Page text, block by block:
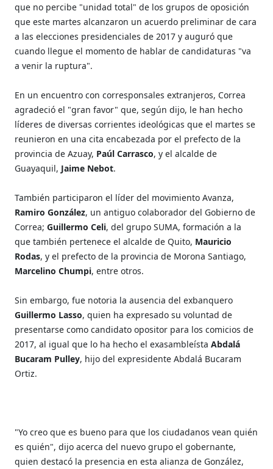
que no percibe "unidad total" de los grupos de oposición
que este martes alcanzaron un acuerdo preliminar de cara
a las elecciones presidenciales de 2017 y auguró que
cuando llegue el momento de hablar de candidaturas "va
a venir la ruptura".
En un encuentro con corresponsales extranjeros, Correa
agradeció el "gran favor" que, según dijo, le han hecho
líderes de diversas corrientes ideológicas que el martes se
reunieron en una cita encabezada por el prefecto de la
provincia de Azuay, Paúl Carrasco, y el alcalde de
Guayaquil, Jaime Nebot.
También participaron el líder del movimiento Avanza,
Ramiro González, un antiguo colaborador del Gobierno de
Correa;Guillermo Celi, del grupo SUMA, formación a la
que también pertenece el alcalde de Quito, Mauricio
Rodas, y el prefecto de la provincia de Morona Santiago,
Marcelino Chumpi, entre otros.
Sin embargo, fue notoria la ausencia del exbanquero
Guillermo Lasso, quien ha expresado su voluntad de
presentarse como candidato opositor para los comicios de
2017, al igual que lo ha hecho el exasambleístaAbdalá
Bucaram Pulley, hijo del expresidente Abdalá Bucaram
Ortiz.
"Yo creo que es bueno para que los ciudadanos vean quién
es quién", dijo acerca del nuevo grupo el gobernante,
quien destacó la presencia en esta alianza de González,